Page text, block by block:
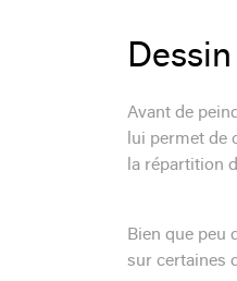
Avant de
lui permet de
la répartition
Bien que peu
sur certaines